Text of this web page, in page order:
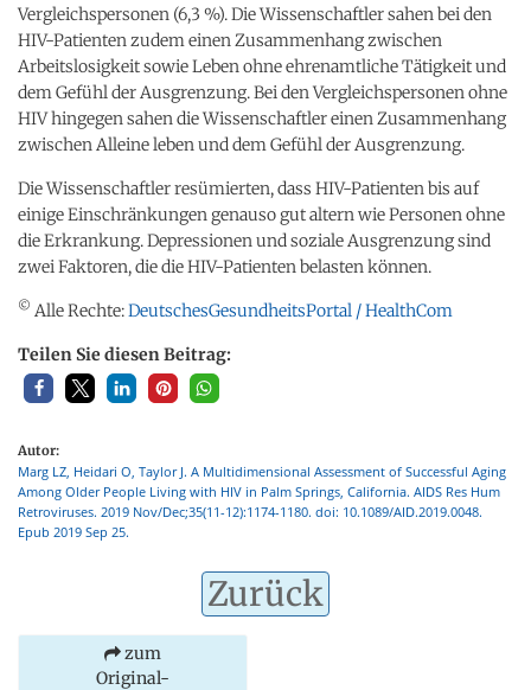
Vergleichspersonen (6,3 %). Die Wissenschaftler sahen bei den
HIV-Patienten zudem einen Zusammenhang zwischen
Arbeitslosigkeit sowie Leben ohne ehrenamtliche Tätigkeit und
dem Gefühl der Ausgrenzung. Bei den Vergleichspersonen ohne
HIV hingegen sahen die Wissenschaftler einen Zusammenhang
zwischen Alleine leben und dem Gefühl der Ausgrenzung.
Die Wissenschaftler resümierten, dass HIV-Patienten bis auf
einige Einschränkungen genauso gut altern wie Personen ohne
die Erkrankung. Depressionen und soziale Ausgrenzung sind
zwei Faktoren, die die HIV-Patienten belasten können.
© Alle Rechte:DeutschesGesundheitsPortal / HealthCom
Teilen Sie diesen Beitrag:
Autor:
Marg LZ, Heidari O, Taylor J. A Multidimensional Assessment of Successful Aging
Among Older People Living with HIV in Palm Springs, California. AIDS Res Hum
Retroviruses. 2019 Nov/Dec;35(11-12):1174-1180. doi: 10.1089/AID.2019.0048.
Epub 2019 Sep 25.
Zurück
zum
Original-